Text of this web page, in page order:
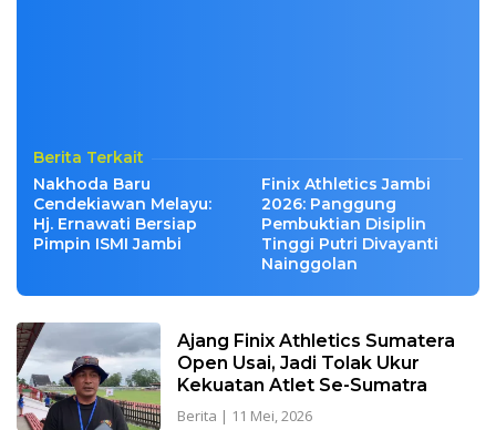
Berita Terkait
Nakhoda Baru
Cendekiawan Melayu:
Hj. Ernawati Bersiap
Pimpin ISMI Jambi
Finix Athletics Jambi
2026: Panggung
Pembuktian Disiplin
Tinggi Putri Divayanti
Nainggolan
Ajang Finix Athletics Sumatera
Open Usai, Jadi Tolak Ukur
Kekuatan Atlet Se-Sumatra
Berita | 11 Mei, 2026